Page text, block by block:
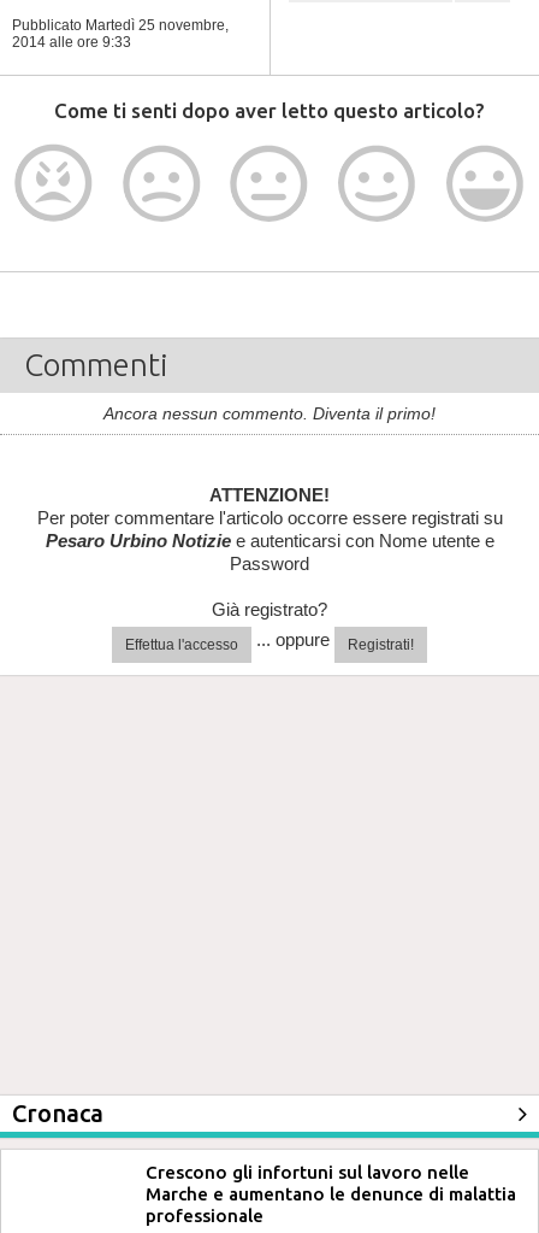
Pubblicato Martedì 25 novembre,
2014 alle ore 9:33
Come ti senti dopo aver letto questo articolo?
Commenti
Ancora nessun commento. Diventa il primo!
ATTENZIONE!
Per poter commentare l'articolo occorre essere registrati su
Pesaro Urbino Notiziee autenticarsi con Nome utente e
Password
Già registrato?
Effettua l'accesso ... oppure Registrati!
Cronaca
Crescono gli infortuni sul lavoro nelle
Marche e aumentano le denunce di malattia
professionale